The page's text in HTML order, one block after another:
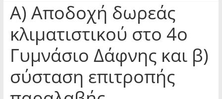
Α) Αποδοχή δωρεάς
κλιματιστικού στο 4ο
Γυμνάσιο Δάφνης και β)
σύσταση επιτροπής